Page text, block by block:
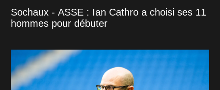
Sochaux - ASSE : Ian Cathro a choisi ses 11
hommes pour débuter